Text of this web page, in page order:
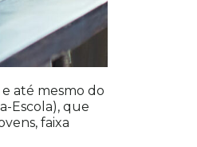
até mesmo do
Escola), que
faixa